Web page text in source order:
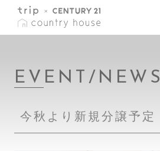
EVENT/NEWS
今秋より新規分譲予定